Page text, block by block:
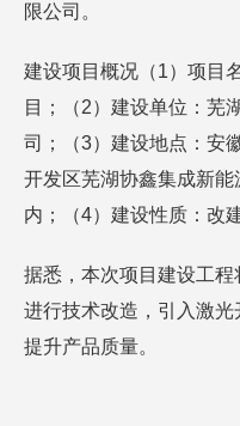
限公司。
建设项目概况（1）项目
目；（2）建设单位：芜
司；（3）建设地点：安
开发区芜湖协鑫集成新
内；（4）建设性质：改建
据悉，本次项目建设工
进行技术改造，引入激光
提升产品质量。